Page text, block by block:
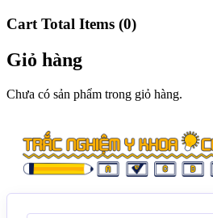
Cart Total Items (0)
Giỏ hàng
Chưa có sản phẩm trong giỏ hàng.